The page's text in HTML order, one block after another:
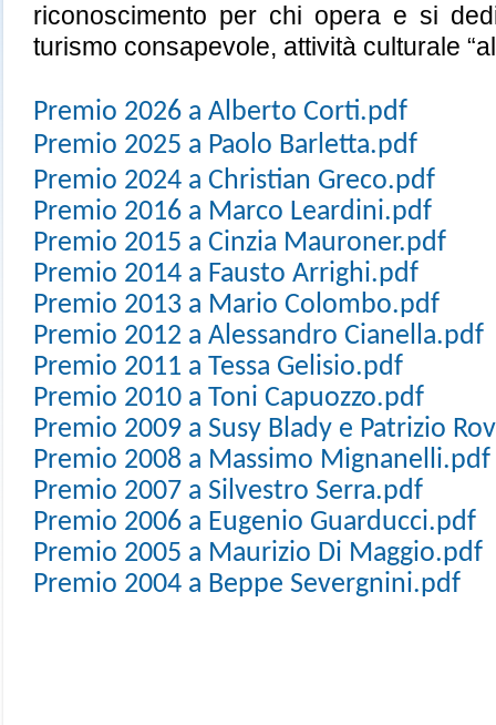
riconoscimento per chi opera e si
turismo consapevole, attività culturale
Premio 2026 a Alberto Corti.pdf
Premio 2025 a Paolo Barletta.pdf
Premio 2024 a Christian Greco.pdf
Premio 2016 a Marco Leardini.pdf
Premio 2015 a Cinzia Mauroner.pdf
Premio 2014 a Fausto Arrighi.pdf
Premio 2013 a Mario Colombo.pdf
Premio 2012 a Alessandro Cianella.pdf
Premio 2011 a Tessa Gelisio.pdf
Premio 2010 a Toni Capuozzo.pdf
Premio 2009 a Susy Blady e Patrizio
Premio 2008 a Massimo Mignanelli.pdf
Premio 2007 a Silvestro Serra.pdf
Premio 2006 a Eugenio Guarducci.pdf
Premio 2005 a Maurizio Di Maggio.pdf
Premio 2004 a Beppe Severgnini.pdf